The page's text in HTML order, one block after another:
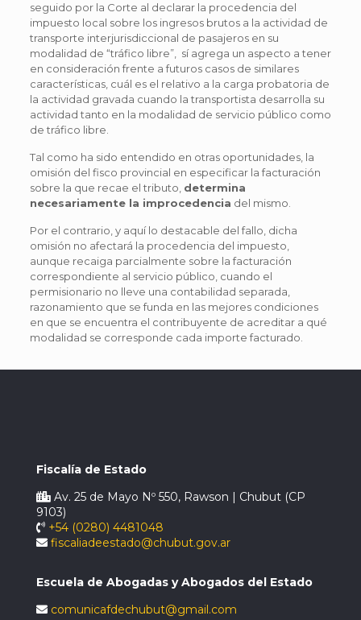
seguido por la Corte al declarar la procedencia del
impuesto local sobre los ingresos brutos a la actividad de
transporte interjurisdiccional de pasajeros en su
modalidad de “tráfico libre”, sí agrega un aspecto a tener
en consideración frente a futuros casos de similares
características, cuál es el relativo a la carga probatoria de
la actividad gravada cuando la transportista desarrolla su
actividad tanto en la modalidad de servicio público como
de tráfico libre.
Tal como ha sido entendido en otras oportunidades, la
omisión del fisco provincial en especificar la facturación
sobre la que recae el tributo, determina
necesariamente la improcedencia del mismo.
Por el contrario, y aquí lo destacable del fallo, dicha
omisión no afectará la procedencia del impuesto,
aunque recaiga parcialmente sobre la facturación
correspondiente al servicio público, cuando el
permisionario no lleve una contabilidad separada,
razonamiento que se funda en las mejores condiciones
en que se encuentra el contribuyente de acreditar a qué
modalidad se corresponde cada importe facturado.
Fiscalía de Estado
Av. 25 de Mayo Nº 550, Rawson | Chubut (CP
9103)
+54 (0280) 4481048
fiscaliadeestado@chubut.gov.ar
Escuela de Abogadas y Abogados del Estado
comunicafdechubut@gmail.com